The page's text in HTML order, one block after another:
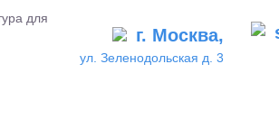
г. Москва,
ул. Зеленодольская д. 3